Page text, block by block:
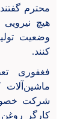
محترم
هیچ
وضعیت
کنند.
فغفوری
کارگر روغن